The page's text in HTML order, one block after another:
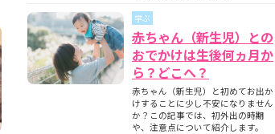
学ぶ
赤ちゃん（新生児）との
おでかけは生後何ヵ月か
ら？どこへ？
赤ちゃん（新生児）と初めてお出か
けすることに少し不安になりません
か？この記事では、初外出の時期
や、注意点について紹介します。